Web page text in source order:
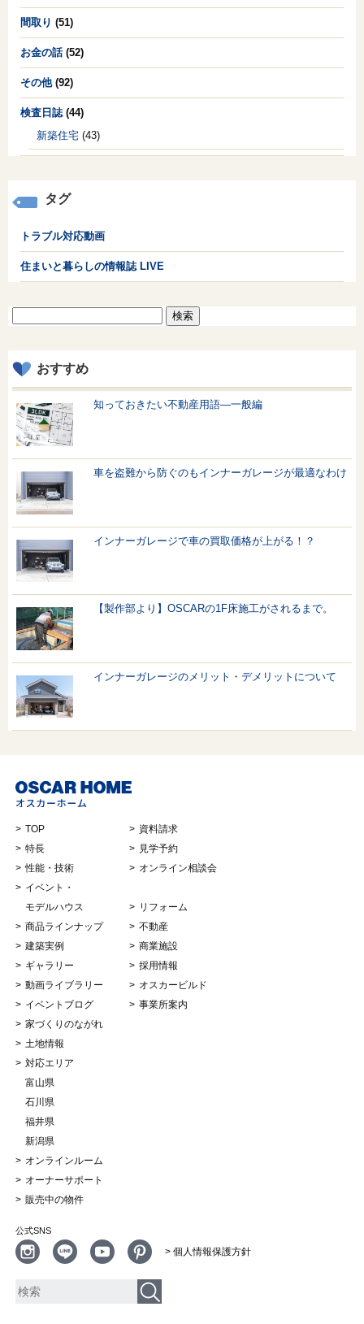
間取り (51)
お金の話(52)
その他(92)
検査日誌(44)
新築住宅 (43)
タグ
トラブル対応動画
住まいと暮らしの情報誌 LIVE
おすすめ
知っておきたい不動産用語—一般編
車を盗難から防ぐのもインナーガレージが最適なわけ
インナーガレージで車の買取価格が上がる！？
【製作部より】OSCARの1F床施工がされるまで。
インナーガレージのメリット・デメリットについて
TOP
特長
性能・技術
イベント・
モデルハウス
商品ラインナップ
建築実例
ギャラリー
動画ライブラリー
イベントブログ
家づくりのながれ
土地情報
対応エリア
富山県
石川県
福井県
新潟県
オンラインルーム
オーナーサポート
販売中の物件
資料請求
見学予約
オンライン相談会
リフォーム
不動産
商業施設
採用情報
オスカービルド
事業所案内
公式SNS
> 個人情報保護方針